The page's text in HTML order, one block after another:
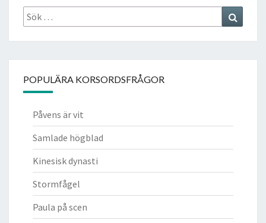
Sök
efter:
POPULÄRA KORSORDSFRÅGOR
Påvens är vit
Samlade högblad
Kinesisk dynasti
Stormfågel
Paula på scen